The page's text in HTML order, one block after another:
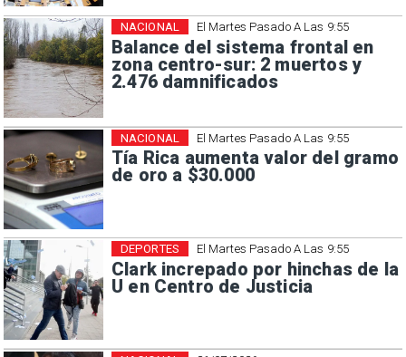
El Martes Pasado A Las 9:55
Balance del sistema frontal en
zona centro-sur: 2 muertos y
2.476 damnificados
NACIONAL
El Martes Pasado A Las 9:55
Tía Rica aumenta valor del gramo
de oro a $30.000
NACIONAL
El Martes Pasado A Las 9:55
Clark increpado por hinchas de la
U en Centro de Justicia
DEPORTES